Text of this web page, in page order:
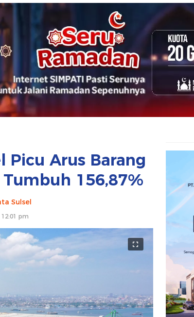
Picu Arus Barang
156,87%
Sulsel
12:01 pm